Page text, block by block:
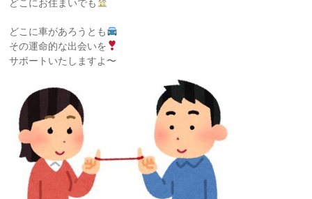
どこにお住まいでも
どこに車があろうとも
その運命的な出会いを
サポートいたしますよ〜